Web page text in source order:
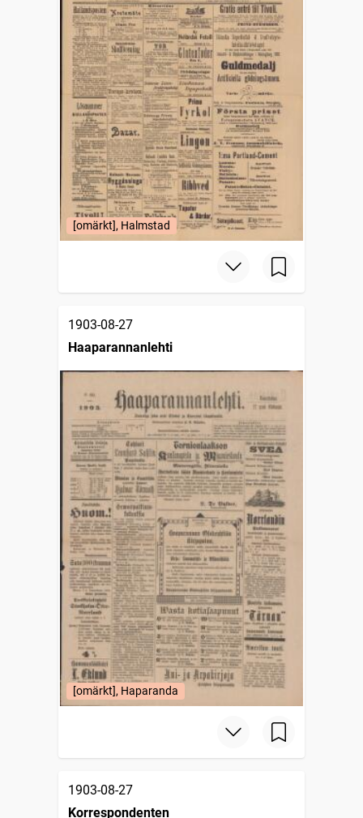
[omärkt], Halmstad
1903-08-27
Haaparannanlehti
[omärkt], Haparanda
1903-08-27
Korrespondenten